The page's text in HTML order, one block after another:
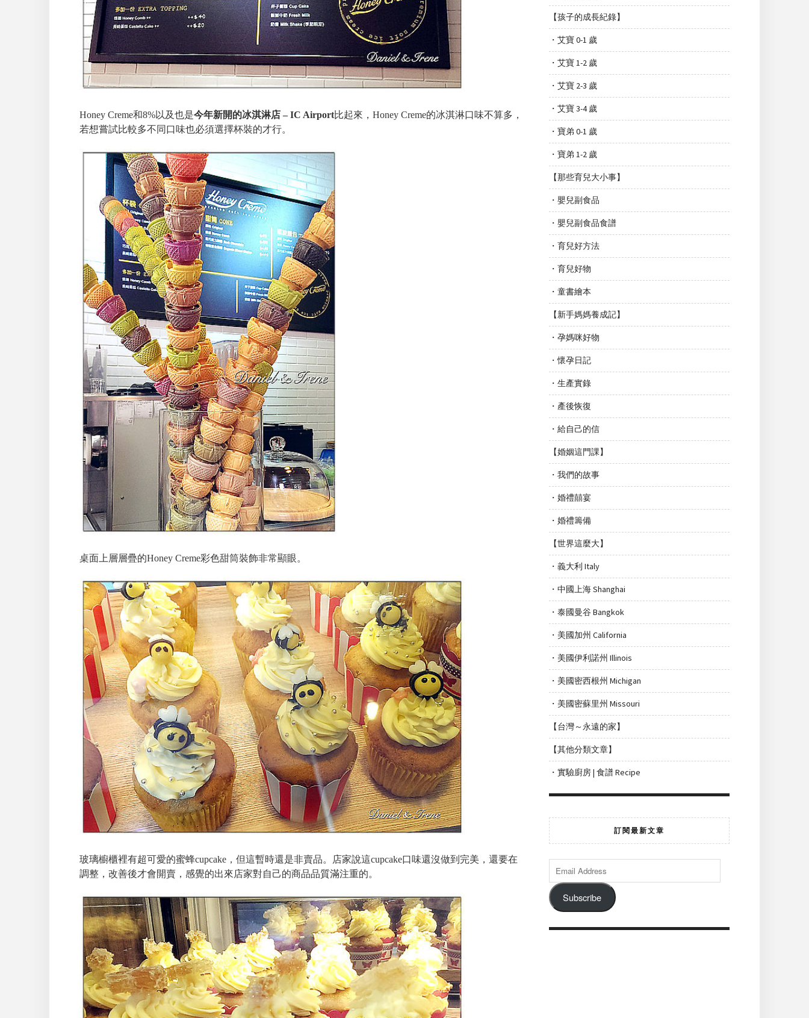
Honey Creme和8%以及也是今年新開的冰淇淋店 – IC Airport比起來，Honey Creme的冰淇淋口味不算多，
若想嘗試比較多不同口味也必須選擇杯裝的才行。
桌面上層層疊的Honey Creme彩色甜筒裝飾非常顯眼。
玻璃櫥櫃裡有超可愛的蜜蜂cupcake，但這暫時還是非賣品。店家說這cupcake口味還沒做到完美，還要在
調整，改善後才會開賣，感覺的出來店家對自己的商品品質滿注重的。
【孩子的成長紀錄】
・艾寶 0-1 歲
・艾寶 1-2 歲
・艾寶 2-3 歲
・艾寶 3-4 歲
・寶弟 0-1 歲
・寶弟 1-2 歲
【那些育兒大小事】
・嬰兒副食品
・嬰兒副食品食譜
・育兒好方法
・育兒好物
・童書繪本
【新手媽媽養成記】
・孕媽咪好物
・懷孕日記
・生產實錄
・產後恢復
・給自己的信
【婚姻這門課】
・我們的故事
・婚禮囍宴
・婚禮籌備
【世界這麼大】
・義大利 Italy
・中國上海 Shanghai
・泰國曼谷 Bangkok
・美國加州 California
・美國伊利諾州 Illinois
・美國密西根州 Michigan
・美國密蘇里州 Missouri
【台灣～永遠的家】
【其他分類文章】
・實驗廚房 | 食譜 Recipe
訂閱最新文章
Subscribe